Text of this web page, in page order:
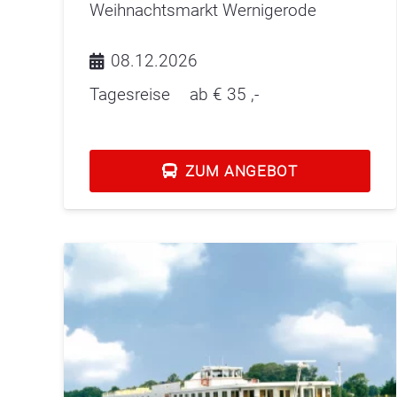
Weihnachtsmarkt Wernigerode
08.12.2026
Tagesreise
ab € 35 ,-
ZUM ANGEBOT